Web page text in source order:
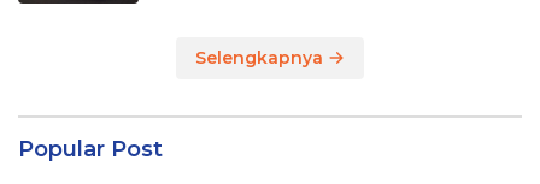
Selengkapnya
Popular Post